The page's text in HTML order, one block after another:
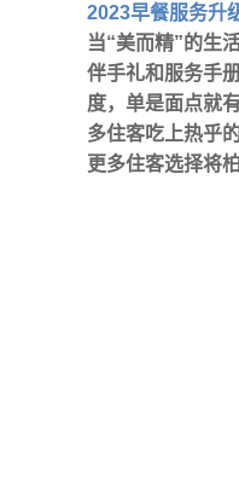
2023早餐服务升
当“美而精”的生
伴手礼和服务手
度，单是面点就
多住客吃上热乎
更多住客选择将